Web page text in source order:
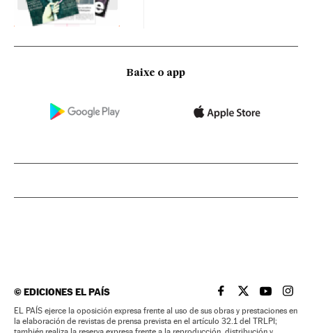
Baixe o app
©EDICIONES EL PAÍS EL PAÍS BRASIL EN
EL PAÍSEL PAÍS
EL
EL PAÍS ejerce la oposición expresa frente al uso de sus obras y prestaciones en
la elaboración de revistas de prensa prevista en el artículo 32.1 del TRLPI;